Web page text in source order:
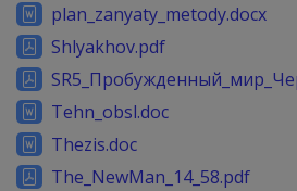
plan_zanyaty_metody.docx
Shlyakhov.pdf
Tehn_obsl.doc
Thezis.doc
The_NewMan_14_58.pdf